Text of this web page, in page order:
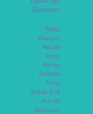
Шымкент
Абай
Акколь
Аксай
Аксу
Актау
Актобе
Алга
Алма-Ата
Алтай
Аральск